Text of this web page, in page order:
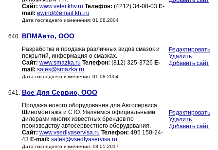
Сайт: www.veter.khv.ru Телефон: (4212) 34-08-03 E-
mail: ewind@email.kht.ru
Дата последнего изменения: 01.08.2004
640. ВПМАвто, ООО
Разработка и продажа различных видов смазок и
покрытий, информация о смазках.
Сайт: www.smazka.ru Телефон: (812) 325-3726 E-
mail: sales@smazka.ru
Дата последнего изменения: 01.08.2004
Редактировать
Удалить
Добавить сайт
641. Все Для Сервис, ООО
Продажа нового оборудования для Автосервиса
Шиномонтажа и СТО. Являемся официальными
дилерами многих известных брендов по
производству автосервестного оборудования.
Сайт: www.vsedlyaservisa.ru Телефон: 495 150-24-
43 E-mail: sales@vsedlyaservisa.ru
Дата последнего изменения: 18.05.2017
Редактировать
Удалить
Добавить сайт